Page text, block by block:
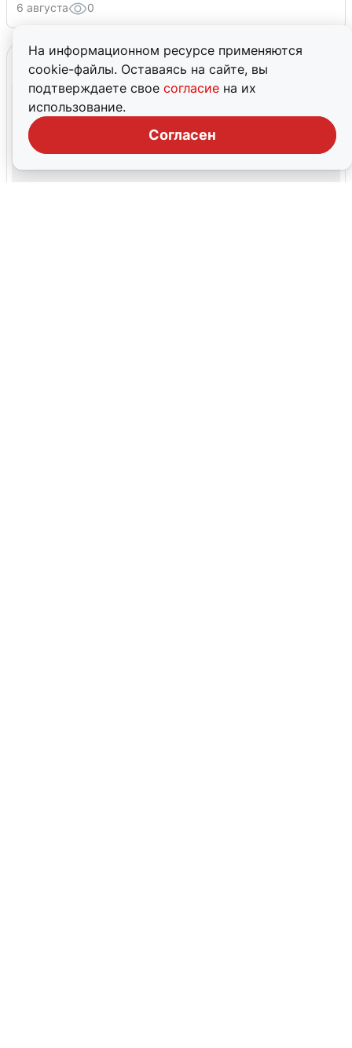
На информационном ресурсе применяются
cookie-файлы. Оставаясь на сайте, вы
подтверждаете свое согласие на их
использование.
Согласен
6 августа 0